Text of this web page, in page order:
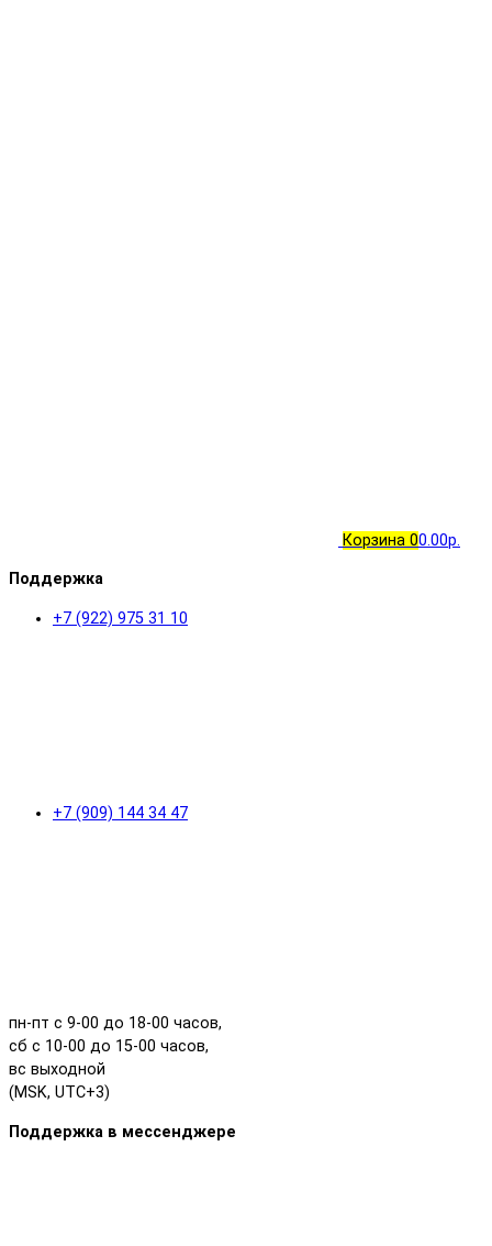
Корзина 00.00р.
Поддержка
+7 (922) 975 31 10
+7 (909) 144 34 47
пн-пт с 9-00 до 18-00 часов,
сб с 10-00 до 15-00 часов,
вс выходной
(MSK, UTC+3)
Поддержка в мессенджере